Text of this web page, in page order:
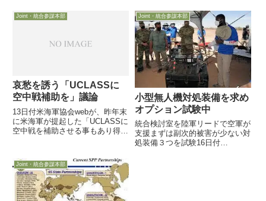
に取り付け対潜哨戒機P-8に搭載
可能になる模様です翼と
1800km2026年 VTOL初飛行で28
年に完全デモ飛行実施予定年初か
ら「顧客」と接触開始し極めて好
感触...
Joint・統合参謀本部
哀愁を誘う「UCLASSに
空中戦補助を」議論
13日付米海軍協会webが、昨年末
に米海軍が提起した「UCLASSに
空中戦を補助させる事もあり得
Joint・統合参謀本部
小型無人機対処装備を求め
オプション試験中
統合検討室を陸軍リードで空軍が
支援まずは副次的被害が少ない対
処装備３つを試験16日付
Joint・統合参謀本部